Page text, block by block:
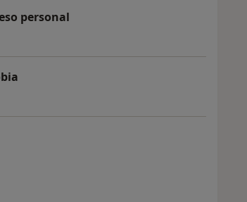
Da el primer paso hacia el
personal